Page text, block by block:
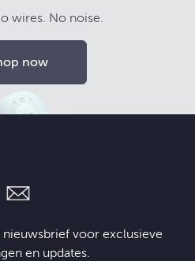
wires. No noise.
now
voor exclusieve
en updates.